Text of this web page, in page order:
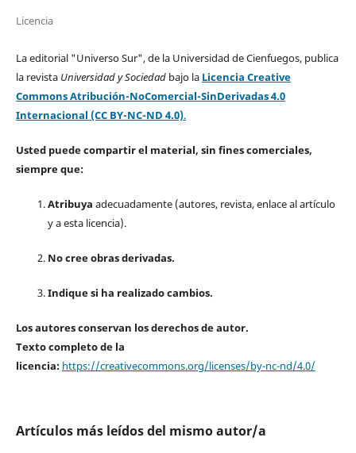
Licencia
La editorial "Universo Sur", de la Universidad de Cienfuegos, publica
la revista Universidad y Sociedad bajo la Licencia Creative
Commons Atribución-NoComercial-SinDerivadas 4.0
Internacional (CC BY-NC-ND 4.0).
Usted puede compartir el material, sin fines comerciales,
siempre que:
Atribuya adecuadamente (autores, revista, enlace al artículo
y a esta licencia).
No cree obras derivadas.
Indique si ha realizado cambios.
Los autores conservan los derechos de autor.
Texto completo de la
licencia: https://creativecommons.org/licenses/by-nc-nd/4.0/
Artículos más leídos del mismo autor/a